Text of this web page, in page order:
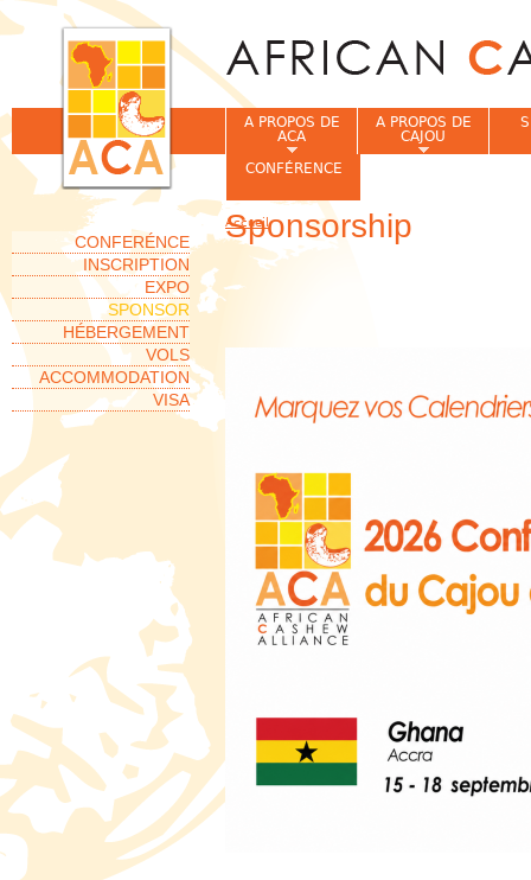
Sponsorship
A PROPOS DE
ACA
A PROPOS DE
CAJOU
CONFÉRENCE
Vous êtes ici
Accueil
CONFERÉNCE
INSCRIPTION
EXPO
SPONSOR
HÉBERGEMENT
VOLS
ACCOMMODATION
VISA